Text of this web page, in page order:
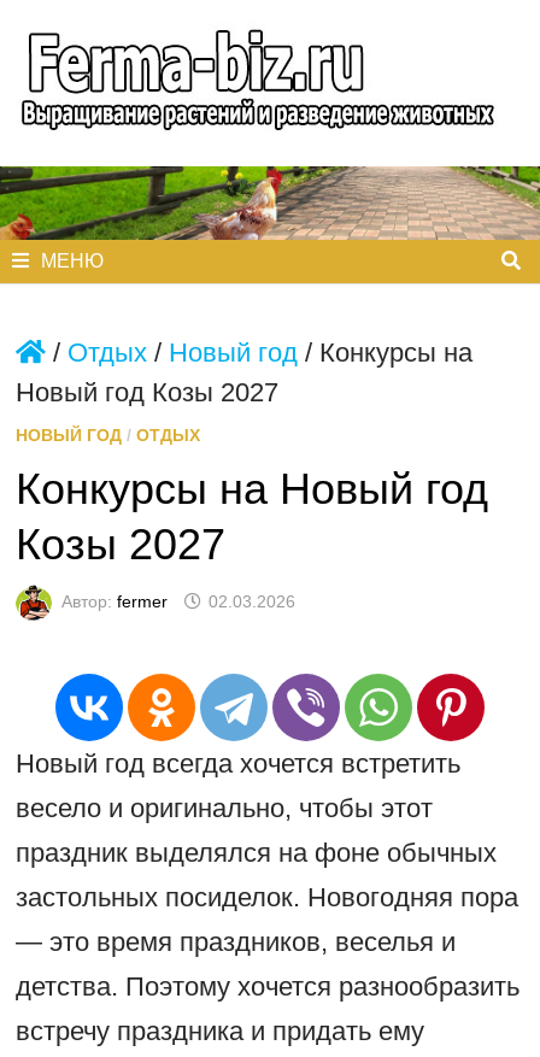
содержимому
МЕНЮ
/ Отдых/ Новый год/ Конкурсы на
Новый год Козы 2027
НОВЫЙ ГОД/ ОТДЫХ
Конкурсы на Новый год
Козы 2027
Автор: fermer 02.03.2026
Новый год всегда хочется встретить
весело и оригинально, чтобы этот
праздник выделялся на фоне обычных
застольных посиделок. Новогодняя пора
— это время праздников, веселья и
детства. Поэтому хочется разнообразить
встречу праздника и придать ему